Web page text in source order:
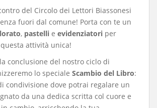
del Circolo dei Lettori Biassonesi
fuori dal comune! Porta con te un
, pastelli e evidenziatori per
attività unica!
conclusione del nostro ciclo di
lo speciale Scambio del Libro:
condivisione dove potrai regalare un
da una dedica scritta col cuore e